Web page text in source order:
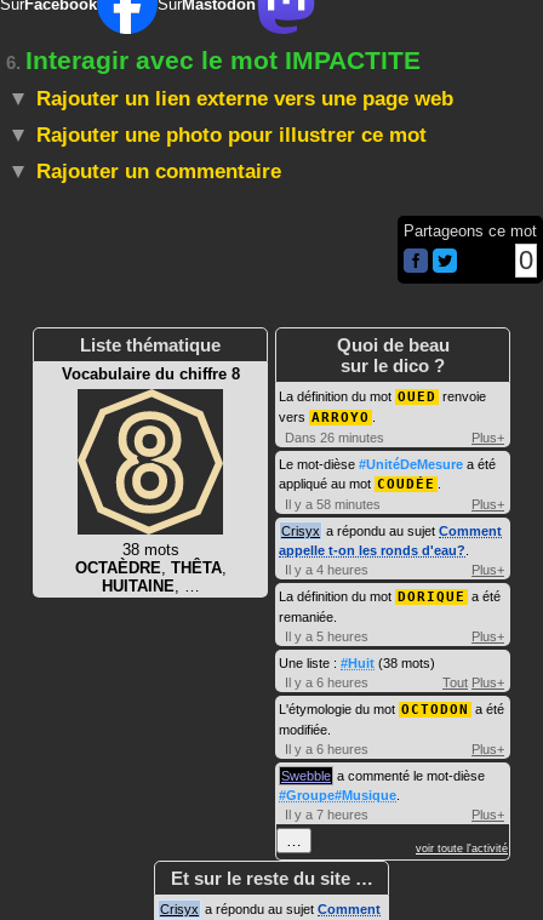
SurFacebook SurMastodon
6. Interagir avec le mot IMPACTITE
Rajouter un lien externe vers une page web
Rajouter une photo pour illustrer ce mot
Rajouter un commentaire
Partageons ce mot
0
Liste thématique
Vocabulaire du chiffre 8
38 mots
OCTAÈDRE, THÊTA,
HUITAINE, …
Quoi de beau
sur le dico ?
La définition du mot OUED renvoie
vers ARROYO
Dans 26 minutes
Plus+
Le mot-dièse #UnitéDeMesure a été
appliqué au mot COUDÉE
Il y a 58 minutes
Plus+
Crisyx a répondu au sujet Comment
appelle t-on les ronds d'eau?
Il y a 4 heures
Plus+
La définition du mot DORIQUE a été
remaniée.
Il y a 5 heures
Plus+
Une liste : #Huit (38 mots)
Il y a 6 heures
Tout Plus+
L'étymologie du mot OCTODON a été
modifiée.
Il y a 6 heures
Plus+
Swebble a commenté le mot-dièse
#Groupe#Musique
Il y a 7 heures
Plus+
… voir toute l'activité
Et sur le reste du site …
Crisyx a répondu au sujet Comment